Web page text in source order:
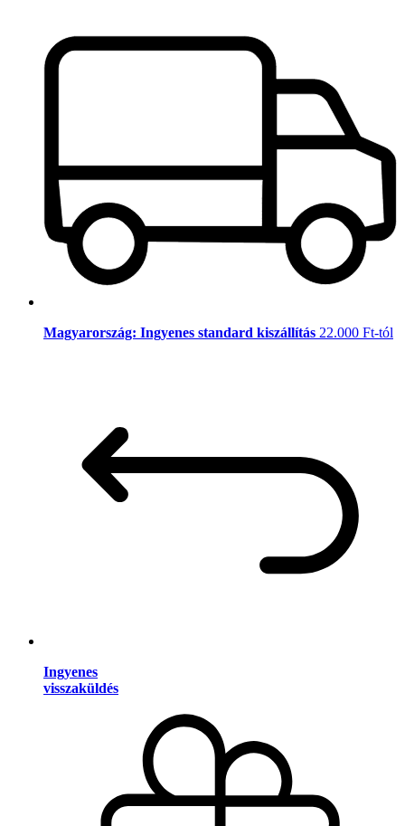
Magyarország: Ingyenes standard kiszállítás 22.000 Ft-tól
Ingyenes
visszaküldés